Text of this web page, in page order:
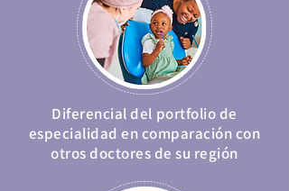
Diferencial del portfolio de
especialidad en comparación con
otros doctores de su región